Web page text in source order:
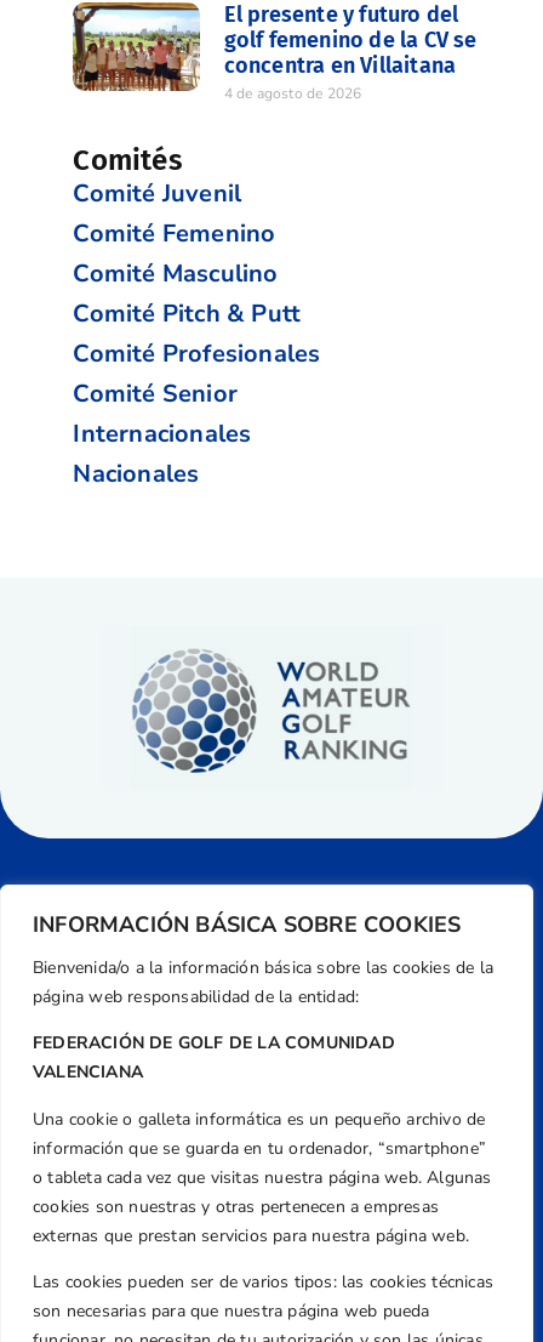
INFORMACIÓN BÁSICA SOBRE COOKIES
Bienvenida/o a la información básica sobre las cookies de la
página web responsabilidad de la entidad:
FEDERACIÓN DE GOLF DE LA COMUNIDAD
VALENCIANA
Una cookie o galleta informática es un pequeño archivo de
información que se guarda en tu ordenador, “smartphone”
o tableta cada vez que visitas nuestra página web. Algunas
cookies son nuestras y otras pertenecen a empresas
externas que prestan servicios para nuestra página web.
Las cookies pueden ser de varios tipos: las cookies técnicas
son necesarias para que nuestra página web pueda
El presente y futuro del
golf femenino de la CV se
concentra en Villaitana
4 de agosto de 2026
Comités
Comité Juvenil
Comité Femenino
Comité Masculino
Comité Pitch & Putt
Comité Profesionales
Comité Senior
Internacionales
Nacionales
Dirección
Centre de L´Esport, Carrer d'Isaac Peral i
Caballero, Nº 5, Despachos 2 y 3, 46980,
Valencia
+34 961 367 799